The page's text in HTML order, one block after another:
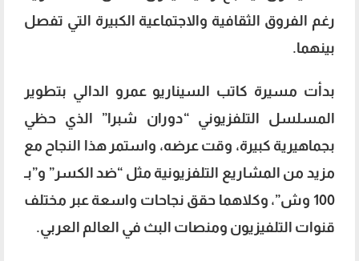
رغم الفروق الثقافية والاجتماعية الكبيرة التي تفصل
بينهما.
بدأت مسيرة كاتب السيناريو عمرو الدالي بتطوير
المسلسل التلفزيوني “دوران شبرا” الذي حظي
بجماهيرية كبيرة، وقت عرضه، واستمر هذا النجاح مع
مزيد من المشاريع التلفزيونية مثل “ضد الكسر” و”بـ
100 وش”، وكلاهما حقق نجاحات واسعة عبر مختلف
قنوات التلفيزيون ومنصات البث في العالم العربي.